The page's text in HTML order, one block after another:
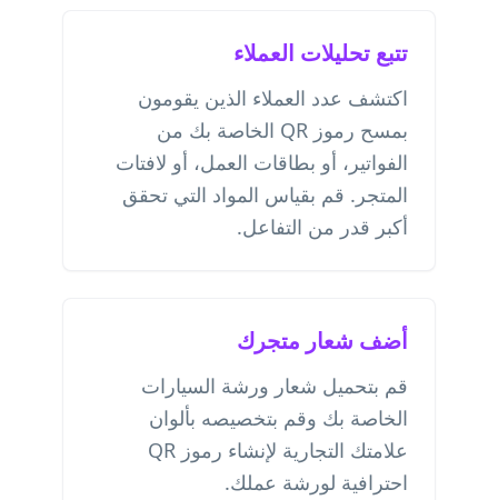
تتبع تحليلات العملاء
اكتشف عدد العملاء الذين يقومون
بمسح رموز QR الخاصة بك من
الفواتير، أو بطاقات العمل، أو لافتات
المتجر. قم بقياس المواد التي تحقق
أكبر قدر من التفاعل.
أضف شعار متجرك
قم بتحميل شعار ورشة السيارات
الخاصة بك وقم بتخصيصه بألوان
علامتك التجارية لإنشاء رموز QR
احترافية لورشة عملك.